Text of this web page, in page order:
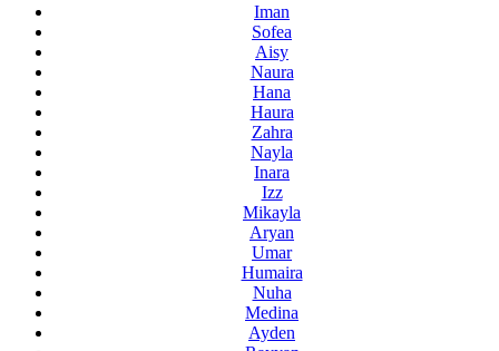
Iman
Sofea
Aisy
Naura
Hana
Haura
Zahra
Nayla
Inara
Izz
Mikayla
Aryan
Umar
Humaira
Nuha
Medina
Ayden